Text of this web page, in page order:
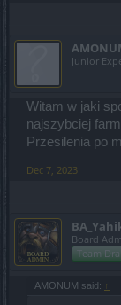
Junior
Witam w jaki
najszybciej
Przesilenia po
Dec 7, 2023
Board
Team
AMONUM said: ↑